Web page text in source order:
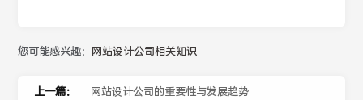
您可能感兴趣： 网站设计公司相关知识
上一篇： 网站设计公司的重要性与发展趋势